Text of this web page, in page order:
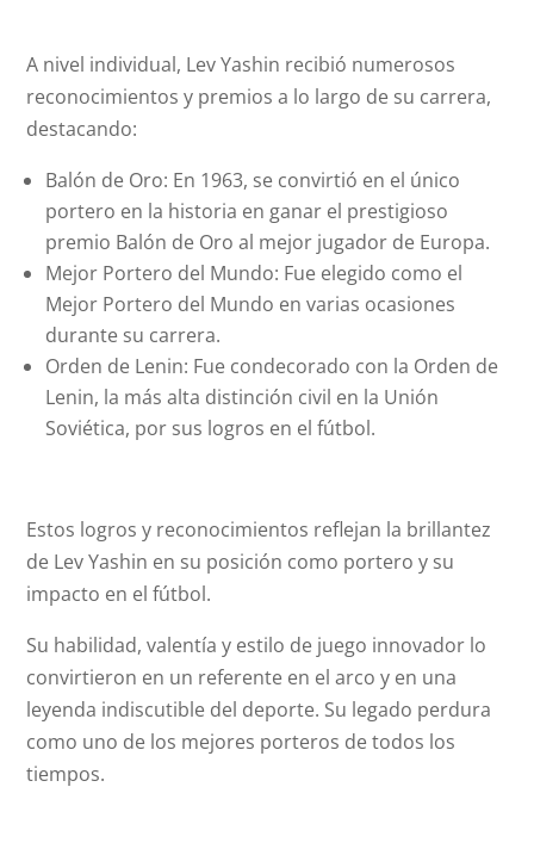
A nivel individual, Lev Yashin recibió numerosos
reconocimientos y premios a lo largo de su carrera,
destacando:
Balón de Oro: En 1963, se convirtió en el único
portero en la historia en ganar el prestigioso
premio Balón de Oro al mejor jugador de Europa.
Mejor Portero del Mundo: Fue elegido como el
Mejor Portero del Mundo en varias ocasiones
durante su carrera.
Orden de Lenin: Fue condecorado con la Orden de
Lenin, la más alta distinción civil en la Unión
Soviética, por sus logros en el fútbol.
Estos logros y reconocimientos reflejan la brillantez
de Lev Yashin en su posición como portero y su
impacto en el fútbol.
Su habilidad, valentía y estilo de juego innovador lo
convirtieron en un referente en el arco y en una
leyenda indiscutible del deporte. Su legado perdura
como uno de los mejores porteros de todos los
tiempos.